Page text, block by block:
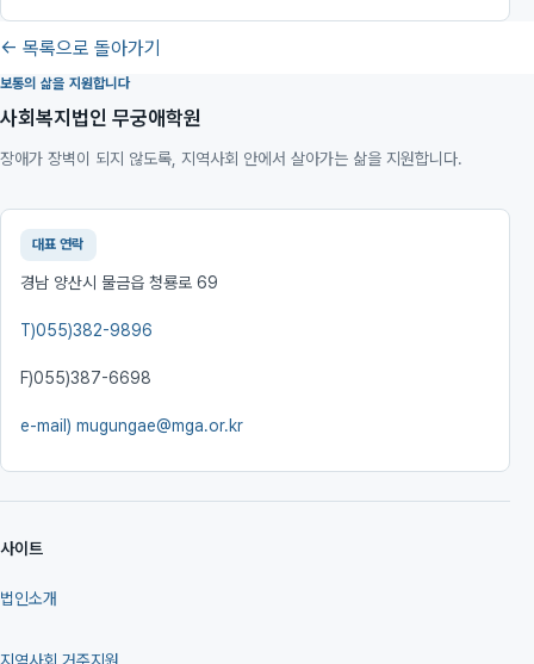
← 목록으로 돌아가기
보통의 삶을 지원합니다
사회복지법인 무궁애학원
장애가 장벽이 되지 않도록, 지역사회 안에서 살아가는 삶을 지원합니다.
대표 연락
경남 양산시 물금읍 청룡로 69
T)055)382-9896
F)055)387-6698
e-mail) mugungae@mga.or.kr
사이트
법인소개
지역사회 거주지원